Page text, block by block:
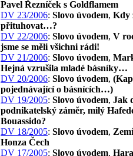
Pavel Řezníček s Goldflamem
DV 23/2006: Slovo úvodem, Kdy
přituhovat…?
DV 22/2006: Slovo úvodem, V
jsme se měli všichni rádi!
DV 21/2006: Slovo úvodem,
Hejná vzrušila mladé básníky…
DV 20/2006: Slovo úvodem,
pojednávající o básnících…)
DV 19/2005: Slovo úvodem, Jak
podnikatelský záměr, milý
Bouassido?
DV 18/2005: Slovo úvodem,
Honza Čech
DV 17/2005: Slovo úvodem, Hara